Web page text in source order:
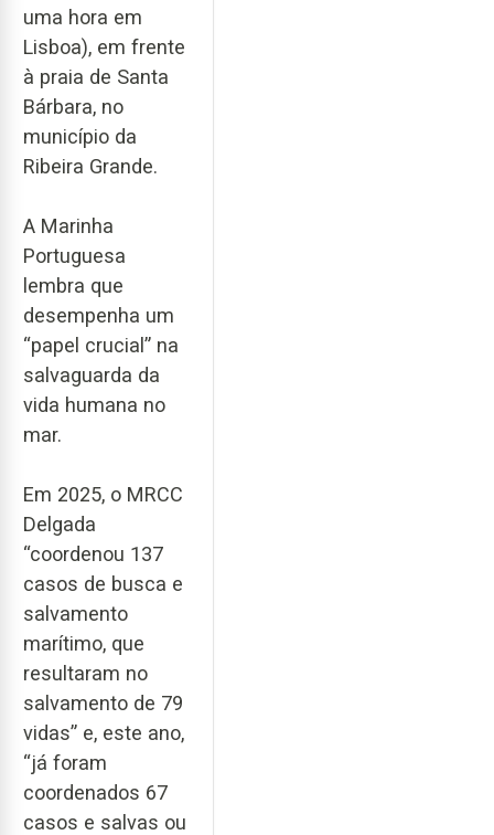
uma hora em
Lisboa), em frente
à praia de Santa
Bárbara, no
município da
Ribeira Grande.
A Marinha
Portuguesa
lembra que
desempenha um
“papel crucial” na
salvaguarda da
vida humana no
mar.
Em 2025, o MRCC
Delgada
“coordenou 137
casos de busca e
salvamento
marítimo, que
resultaram no
salvamento de 79
vidas” e, este ano,
“já foram
coordenados 67
casos e salvas ou